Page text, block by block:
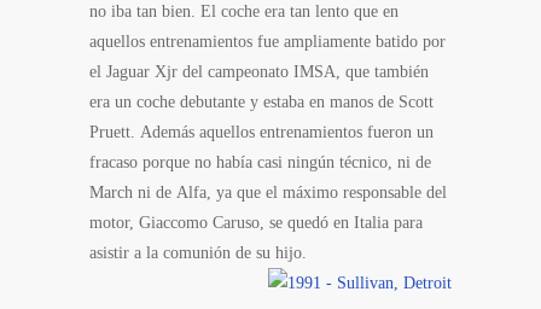
no iba tan bien. El coche era tan lento que en
aquellos entrenamientos fue ampliamente batido por
el Jaguar Xjr del campeonato IMSA, que también
era un coche debutante y estaba en manos de Scott
Pruett. Además aquellos entrenamientos fueron un
fracaso porque no había casi ningún técnico, ni de
March ni de Alfa, ya que el máximo responsable del
motor, Giaccomo Caruso, se quedó en Italia para
asistir a la comunión de su hijo.